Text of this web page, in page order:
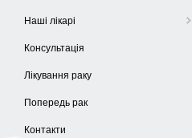
Наші лікарі
Консультація
Лікування раку
Попередь рак
Контакти